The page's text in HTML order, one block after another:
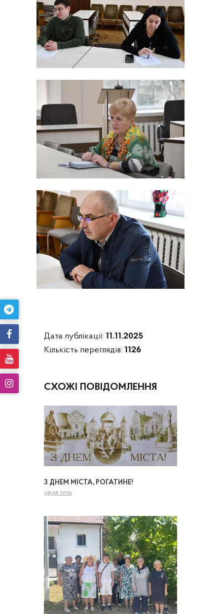
Дата публікації: 11.11.2025
Кількість переглядів: 1126
СХОЖІ ПОВІДОМЛЕННЯ
З ДНЕМ МІСТА, РОГАТИНЕ!
08.08.2026